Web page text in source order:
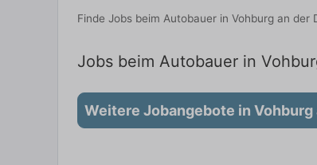
Finde Jobs beim Autobauer in Vohburg an
Jobs beim Autobauer in
Weitere Jobangebote in Vohburg